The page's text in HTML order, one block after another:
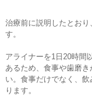
治療前に説明したとお
す。
アライナーを1日20時間
あるため、食事や歯磨
い。食事だけでなく、
ります。